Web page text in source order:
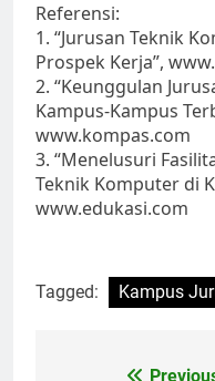
Referensi:
1. “Jurusan Teknik
Prospek Kerja”,
2. “Keunggulan
Kampus-Kampus
www.kompas.com
3. “Menelusuri
Teknik Komputer di
www.edukasi.com
Tagged: Kampus